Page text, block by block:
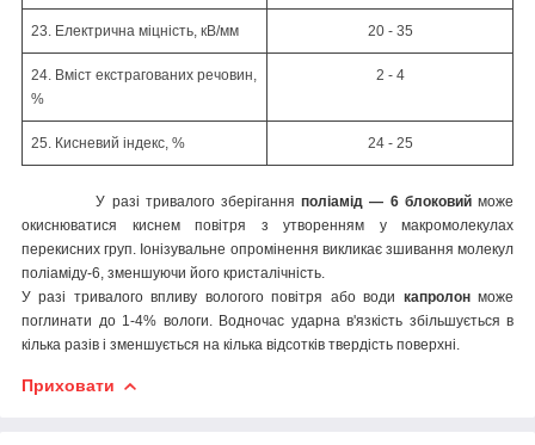
23. Електрична міцність, кВ/мм 20 - 35
24. Вміст екстрагованих речовин,
%
2 - 4
25. Кисневий індекс, % 24 - 25
У разі тривалого зберіганняполіамід — 6 блоковийможе
окиснюватися киснем повітря з утворенням у макромолекулах
перекисних груп. Іонізувальне опромінення викликає зшивання молекул
поліаміду-6, зменшуючи його кристалічність.
У разі тривалого впливу вологого повітря або води капролонможе
поглинати до 1-4% вологи. Водночас ударна в'язкість збільшується в
кілька разів і зменшується на кілька відсотків твердість поверхні.
Приховати